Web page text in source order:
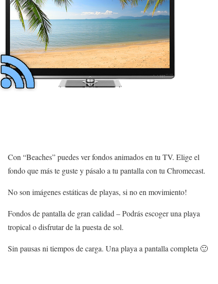
Con “Beaches” puedes ver fondos animados en tu TV. Elige el
fondo que más te guste y pásalo a tu pantalla con tu Chromecast.
No son imágenes estáticas de playas, si no en movimiento!
Fondos de pantalla de gran calidad – Podrás escoger una playa
tropical o disfrutar de la puesta de sol.
Sin pausas ni tiempos de carga. Una playa a pantalla completa 🙂